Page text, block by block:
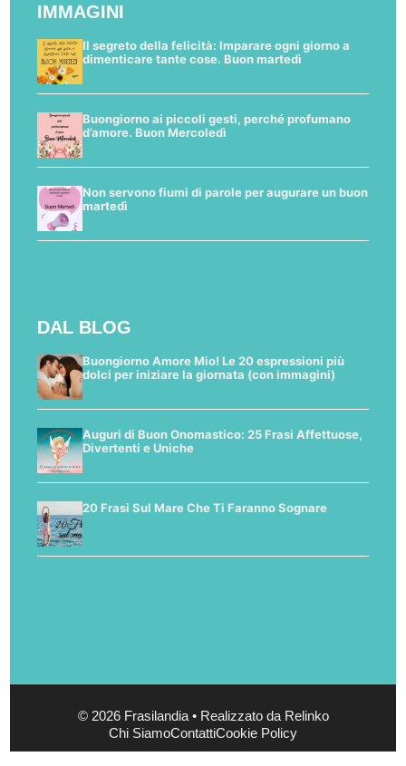
IMMAGINI
Il segreto della felicità: Imparare ogni giorno a
dimenticare tante cose. Buon martedì
Buongiorno ai piccoli gesti, perché profumano
d’amore. Buon Mercoledì
Non servono fiumi di parole per augurare un buon
martedì
DAL BLOG
Buongiorno Amore Mio! Le 20 espressioni più
dolci per iniziare la giornata (con immagini)
Auguri di Buon Onomastico: 25 Frasi Affettuose,
Divertenti e Uniche
20 Frasi Sul Mare Che Ti Faranno Sognare
© 2026 Frasilandia • Realizzato da Relinko
Chi SiamoContattiCookie Policy